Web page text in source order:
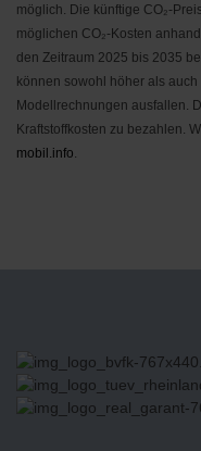
möglich. Die künftige CO₂-
möglichen CO₂-Kosten
den Zeitraum 2025 bis 2035
können sowohl höher als
Modellrechnungen ausfallen.
Kraftstoffkosten zu bezahlen.
mobil.info